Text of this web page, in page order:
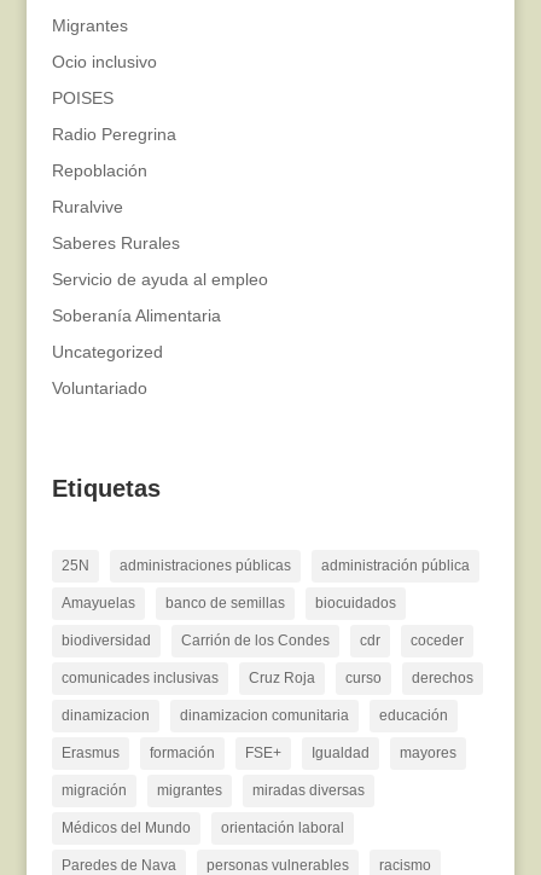
Migrantes
Ocio inclusivo
POISES
Radio Peregrina
Repoblación
Ruralvive
Saberes Rurales
Servicio de ayuda al empleo
Soberanía Alimentaria
Uncategorized
Voluntariado
Etiquetas
25N administraciones públicas administración pública
Amayuelas banco de semillas biocuidados
biodiversidad Carrión de los Condes cdr coceder
comunicades inclusivas Cruz Roja curso derechos
dinamizacion dinamizacion comunitaria educación
Erasmus formación FSE+ Igualdad mayores
migración migrantes miradas diversas
Médicos del Mundo orientación laboral
Paredes de Nava personas vulnerables racismo